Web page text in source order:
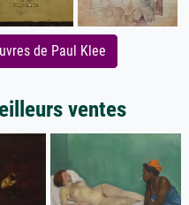
de Paul Klee
ventes